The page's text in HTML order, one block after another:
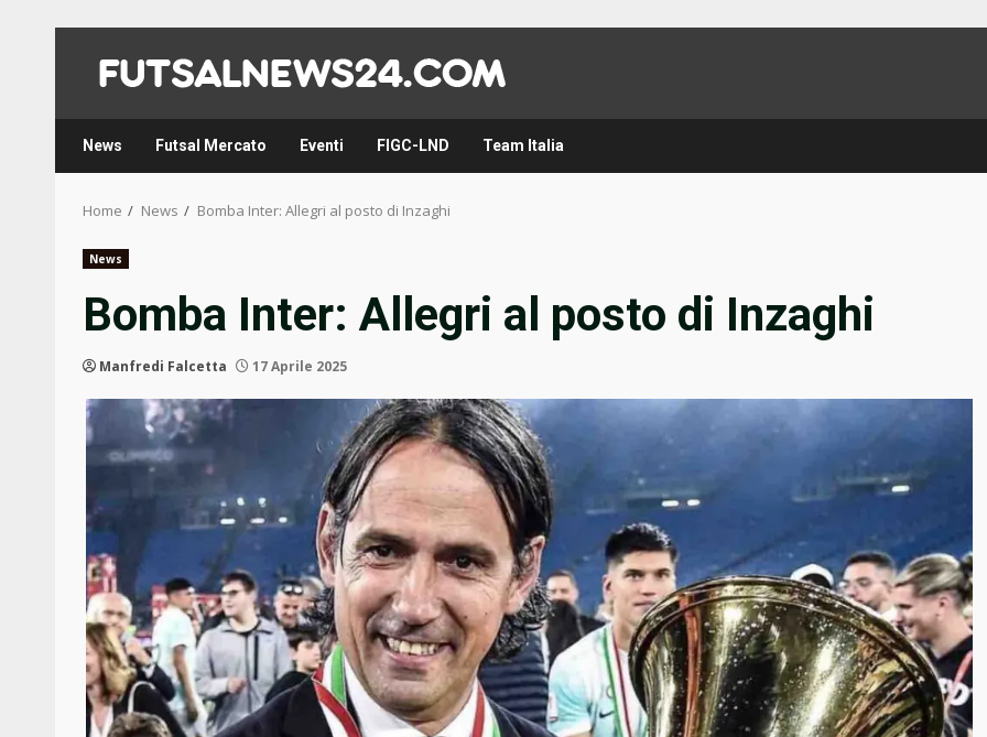
content
News Futsal Mercato Eventi FIGC-LND Team Italia
Home News Bomba Inter: Allegri al posto di Inzaghi
News
Bomba Inter: Allegri al posto di Inzaghi
Manfredi Falcetta 17 Aprile 2025